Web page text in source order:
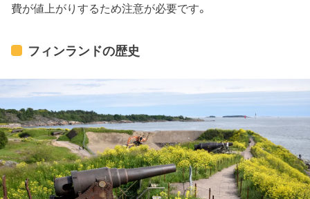
費が値上がりするため注意が必要です。
フィンランドの歴史